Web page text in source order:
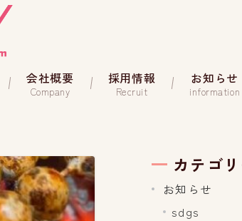
会社概要
Company
採用情報
Recruit
お知らせ
information
カテゴ
お知らせ
sdgs